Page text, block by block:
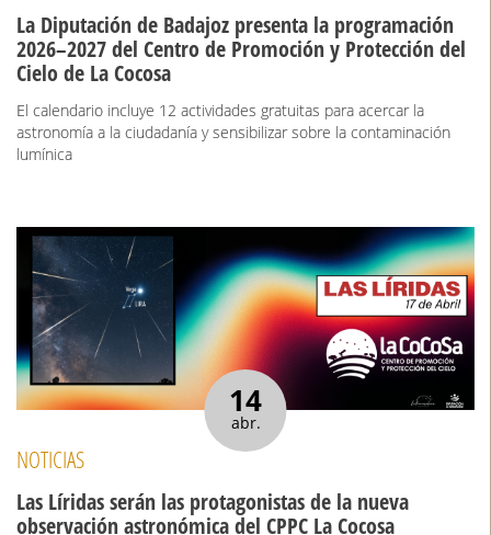
La Diputación de Badajoz presenta la programación
2026–2027 del Centro de Promoción y Protección del
Cielo de La Cocosa
El calendario incluye 12 actividades gratuitas para acercar la
astronomía a la ciudadanía y sensibilizar sobre la contaminación
lumínica
14
abr.
NOTICIAS
Las Líridas serán las protagonistas de la nueva
observación astronómica del CPPC La Cocosa